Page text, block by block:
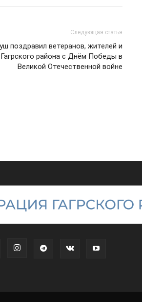
Следующая статья
поздравил ветеранов, жителей и
Гагрского района с Днём Победы в
Великой Отечественной войне